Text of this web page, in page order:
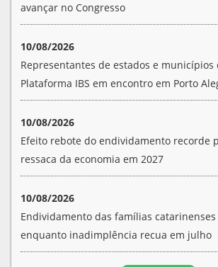
avançar no Congresso
10/08/2026
Representantes de estados e municípios
Plataforma IBS em encontro em Porto
10/08/2026
Efeito rebote do endividamento recorde
ressaca da economia em 2027
10/08/2026
Endividamento das famílias catarinenses
enquanto inadimplência recua em julho